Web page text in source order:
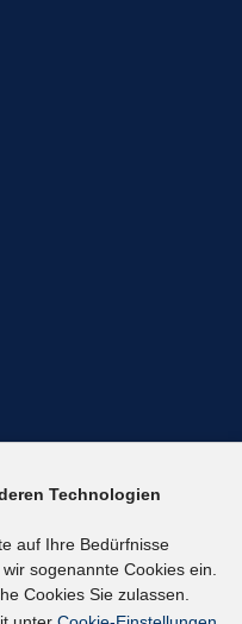
Technologien
auf Ihre Bedürfnisse
sogenannte Cookies ein.
Cookies Sie zulassen.